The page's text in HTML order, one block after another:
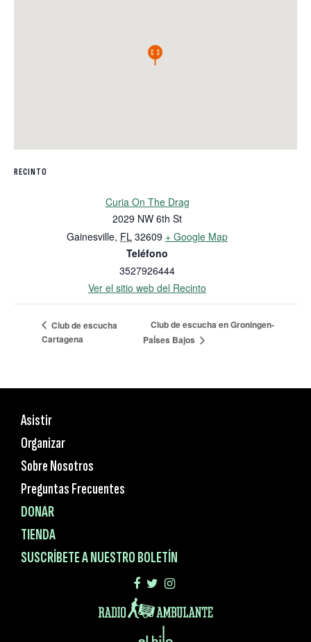
RECINTO
Curia On The Drag
2029 NW 6th St
Gainesville, FL 32609 + Google Map
Teléfono
3527926444
Ver el sitio web del Recinto
Club de escucha
Cartagena
Club de escucha en Groningen-
PaÍses Bajos
Asistir
Organizar
Sobre Nosotros
Preguntas Frecuentes
DONAR
TIENDA
SUSCRÍBETE A NUESTRO BOLETÍN